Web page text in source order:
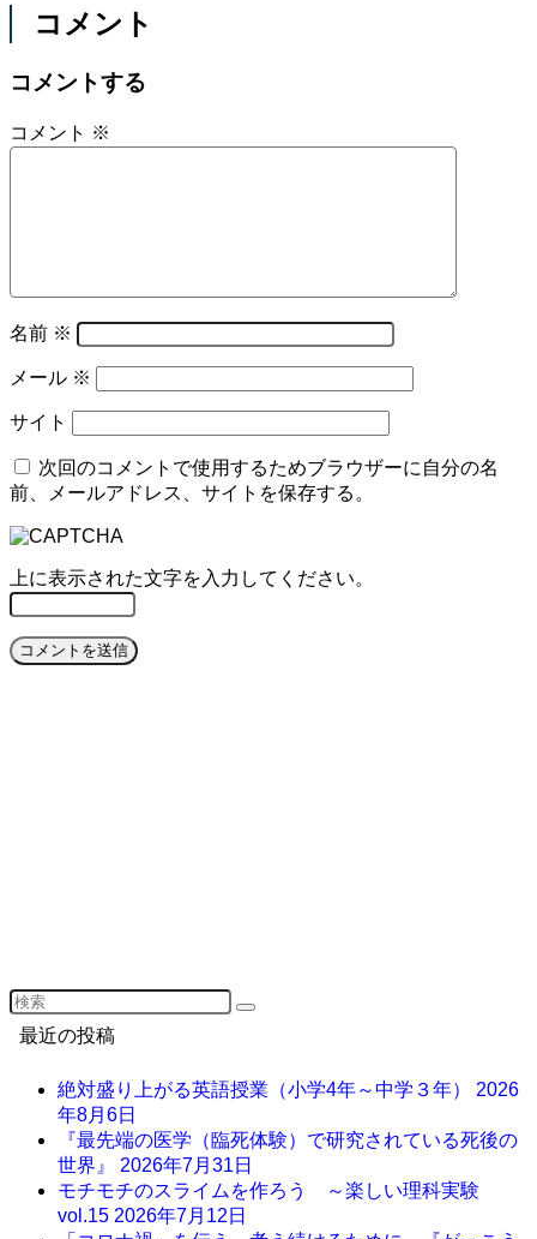
コメント
コメントする
コメント ※
名前 ※
メール ※
サイト
次回のコメントで使用するためブラウザーに自分の名
前、メールアドレス、サイトを保存する。
上に表示された文字を入力してください。
最近の投稿
絶対盛り上がる英語授業（小学4年～中学３年） 2026
年8月6日
『最先端の医学（臨死体験）で研究されている死後の
世界』 2026年7月31日
モチモチのスライムを作ろう ～楽しい理科実験
vol.15 2026年7月12日